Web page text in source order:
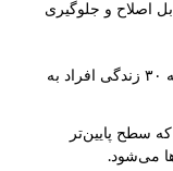
اصلاح و جلوگیری
: خطر پوکی استخوان بعد از اواسط دهه ۳۰ زندگی افراد به
سطح پایین‌تر
می‌شود.